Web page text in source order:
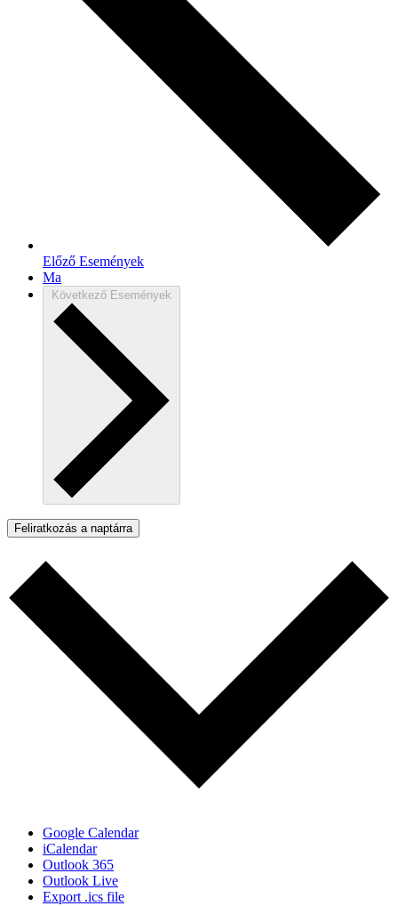
Előző Események
Ma
Következő Események
Feliratkozás a naptárra
Google Calendar
iCalendar
Outlook 365
Outlook Live
Export .ics file